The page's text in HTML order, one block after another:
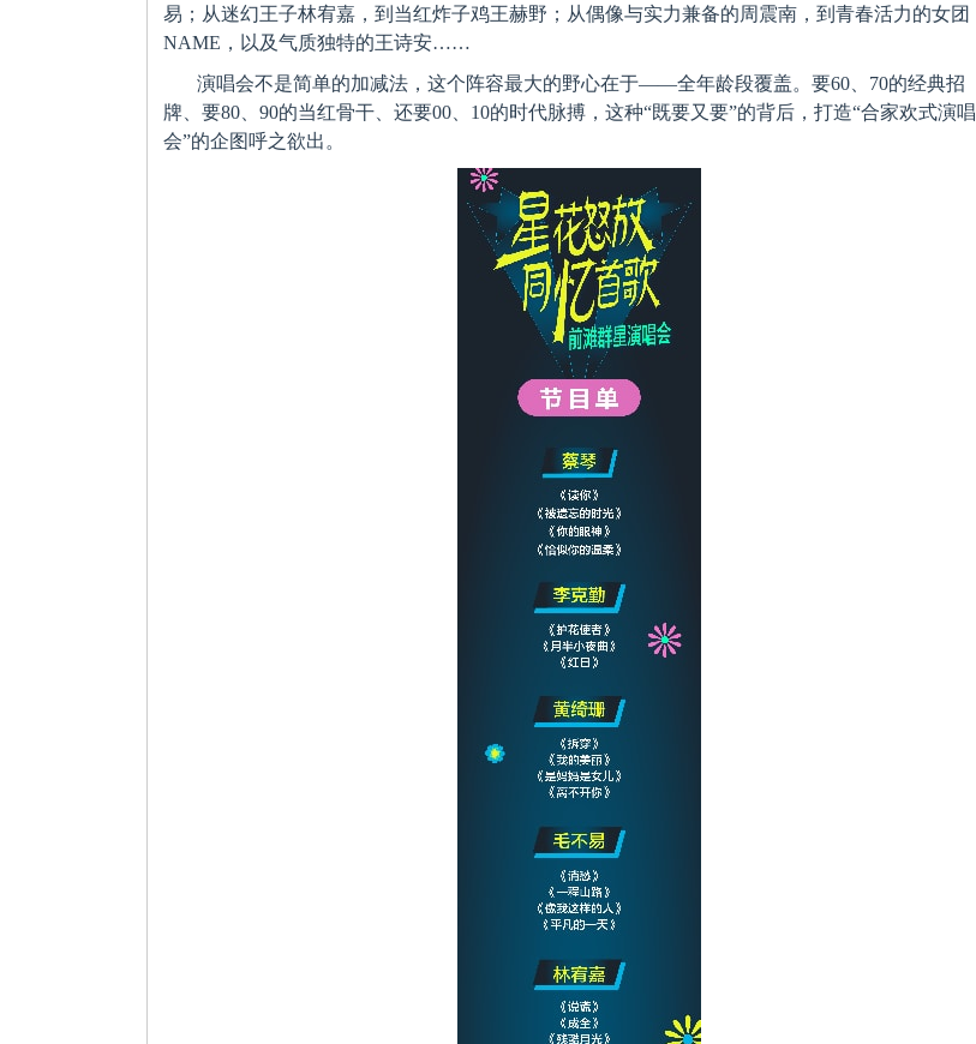
易；从迷幻王子林宥嘉，到当红炸子鸡王赫野；从偶像与实力兼备的周震南，到青春活力的女团
NAME，以及气质独特的王诗安……
演唱会不是简单的加减法，这个阵容最大的野心在于——全年龄段覆盖。要60、70的经典招
牌、要80、90的当红骨干、还要00、10的时代脉搏，这种“既要又要”的背后，打造“合家欢式演唱
会”的企图呼之欲出。